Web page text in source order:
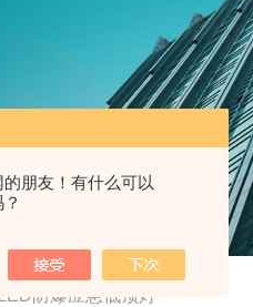
朋友！有什么可以
防爆应急低顶灯